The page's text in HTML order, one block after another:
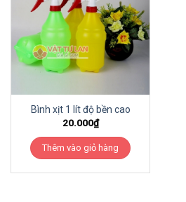
Bình xịt 1 lít độ bền cao
20.000₫
Thêm vào giỏ hàng